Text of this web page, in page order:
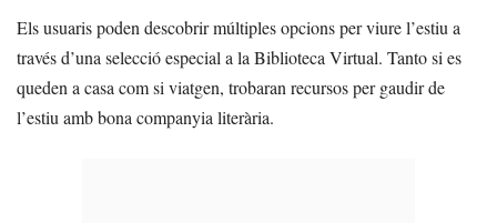
Els usuaris poden descobrir múltiples opcions per viure l’estiu a
través d’una selecció especial a la Biblioteca Virtual. Tanto si es
queden a casa com si viatgen, trobaran recursos per gaudir de
l’estiu amb bona companyia literària.